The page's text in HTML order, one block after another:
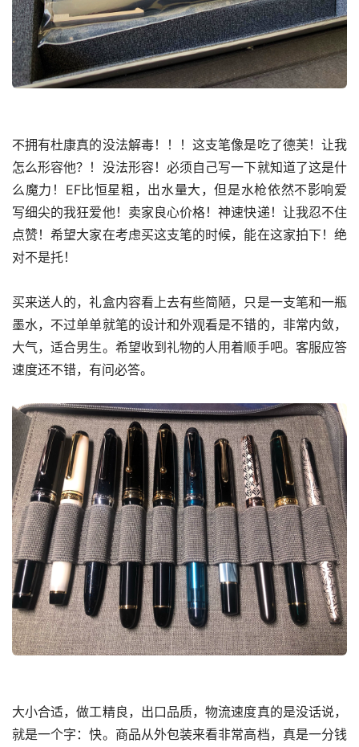
不拥有杜康真的没法解毒！！！这支笔像是吃了德芙！让我
怎么形容他？！没法形容！必须自己写一下就知道了这是什
么魔力！EF比恒星粗，出水量大，但是水枪依然不影响爱
写细尖的我狂爱他！卖家良心价格！神速快递！让我忍不住
点赞！希望大家在考虑买这支笔的时候，能在这家拍下！绝
对不是托！
买来送人的，礼盒内容看上去有些简陋，只是一支笔和一瓶
墨水，不过单单就笔的设计和外观看是不错的，非常内敛，
大气，适合男生。希望收到礼物的人用着顺手吧。客服应答
速度还不错，有问必答。
大小合适，做工精良，出口品质，物流速度真的是没话说，
就是一个字：快。商品从外包装来看非常高档，真是一分钱